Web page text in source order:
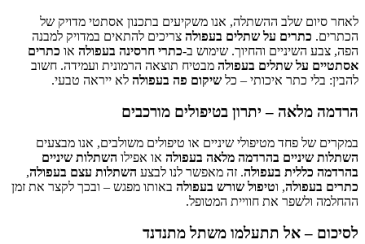
לאחר סיום שלב ההשתלה, אנו משקיעים בתכנון אסתטי מדויק של
הכתרים. כתרים על שתלים בעפולה צריכים להתאים במדויק למבנה
הפה, צבע השיניים והחיוך. שימוש ב-כתרי חרסינה בעפולה או כתרים
אסתטיים על שתלים בעפולה מבטיח תוצאה הרמונית ועמידה. חשוב
להבין: בלי כתר איכותי – כל שיקום פה בעפולה לא ייראה טבעי.
הרדמה מלאה – יתרון בטיפולים מורכבים
במקרים של פחד מטיפולי שיניים או טיפולים משולבים, אנו מבצעים
השתלות שיניים בהרדמה מלאה בעפולה או אפילו השתלות שיניים
בהרדמה כללית בעפולה. זה מאפשר לנו לבצע השתלות עצם בעפולה,
כתרים בעפולה, וטיפול שורש בעפולה באותו מפגש – ובכך לקצר את זמן
ההחלמה ולשפר את חוויית המטופל.
לסיכום – אל תתעלמו משתל מתנדנד